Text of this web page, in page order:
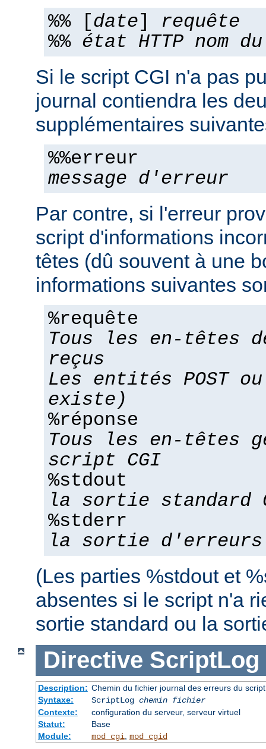
%% [date] requête
%% état HTTP nom
Si le script CGI n'a pas
journal contiendra les
supplémentaires
%%erreur
message d'erreur
Par contre, si l'erreur
script d'informations
têtes (dû souvent à une
informations suivantes
%requête
Tous les en-têtes
reçus
Les entités POST
existe)
%réponse
Tous les en-têtes
script CGI
%stdout
la sortie standard
%stderr
la sortie d'erreurs
(Les parties %stdout et
absentes si le script n'a
sortie standard ou la
Directive ScriptLog
Description: Chemin du fichier journal des erreurs du
Syntaxe:
ScriptLog chemin fichier
Contexte:
configuration du serveur, serveur virtuel
Statut:
Base
Module:
mod_cgi mod_cgid